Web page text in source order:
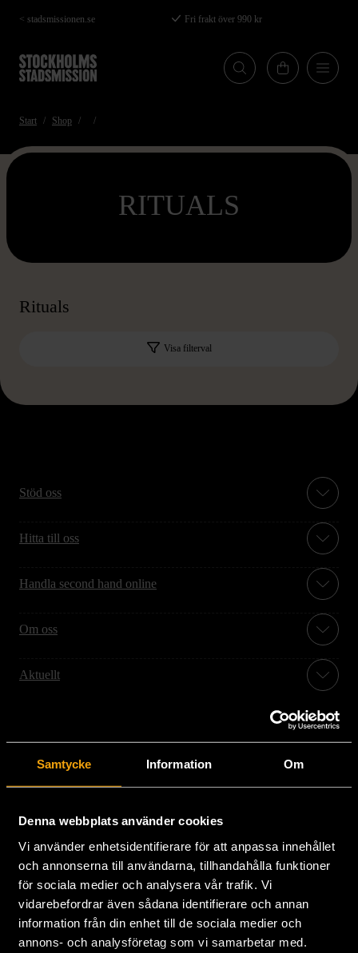
Samtycke Information Om
Denna webbplats använder cookies
Vi använder enhetsidentifierare för att anpassa innehållet
och annonserna till användarna, tillhandahålla funktioner
för sociala medier och analysera vår trafik. Vi
vidarebefordrar även sådana identifierare och annan
information från din enhet till de sociala medier och
annons- och analysföretag som vi samarbetar med.
Hoppa
till
huvudinnehåll
< stadsmissionen.se Fri frakt över 990 kr
Start Shop
RITUALS
Rituals
Visa filterval
Stöd oss
Hitta till oss
Handla second hand online
Om oss
Aktuellt
Stockholms Stadsmission
Huvudkontor:
Hesselmans Torg 14
08-684 230 00
info [at]stadsmissionen.se(info[at]stadsmissionen[dot]se)